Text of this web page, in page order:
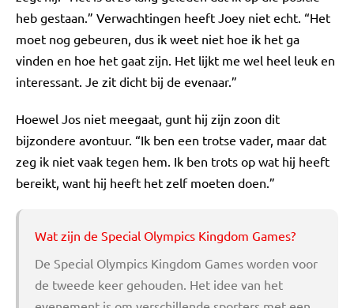
heb gestaan.” Verwachtingen heeft Joey niet echt. “Het
moet nog gebeuren, dus ik weet niet hoe ik het ga
vinden en hoe het gaat zijn. Het lijkt me wel heel leuk en
interessant. Je zit dicht bij de evenaar.”
Hoewel Jos niet meegaat, gunt hij zijn zoon dit
bijzondere avontuur. “Ik ben een trotse vader, maar dat
zeg ik niet vaak tegen hem. Ik ben trots op wat hij heeft
bereikt, want hij heeft het zelf moeten doen.”
Wat zijn de Special Olympics Kingdom Games?
De Special Olympics Kingdom Games worden voor
de tweede keer gehouden. Het idee van het